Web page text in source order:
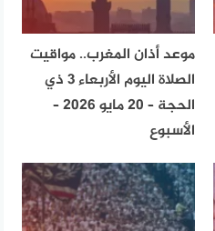
موعد أذان المغرب.. مواقيت
الصلاة اليوم الأربعاء 3 ذي
الحجة – 20 مايو 2026 –
الأسبوع